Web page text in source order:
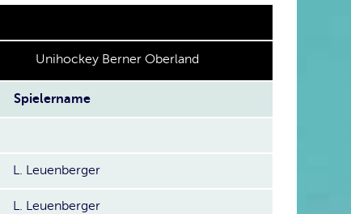
Unihockey Berner Oberland
Spielername
L. Leuenberger
L. Leuenberger